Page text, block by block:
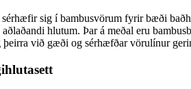
sig í bambusvörum fyrir bæði
hlutum. Þar á meðal eru
við gæði og sérhæfðar vörulínur